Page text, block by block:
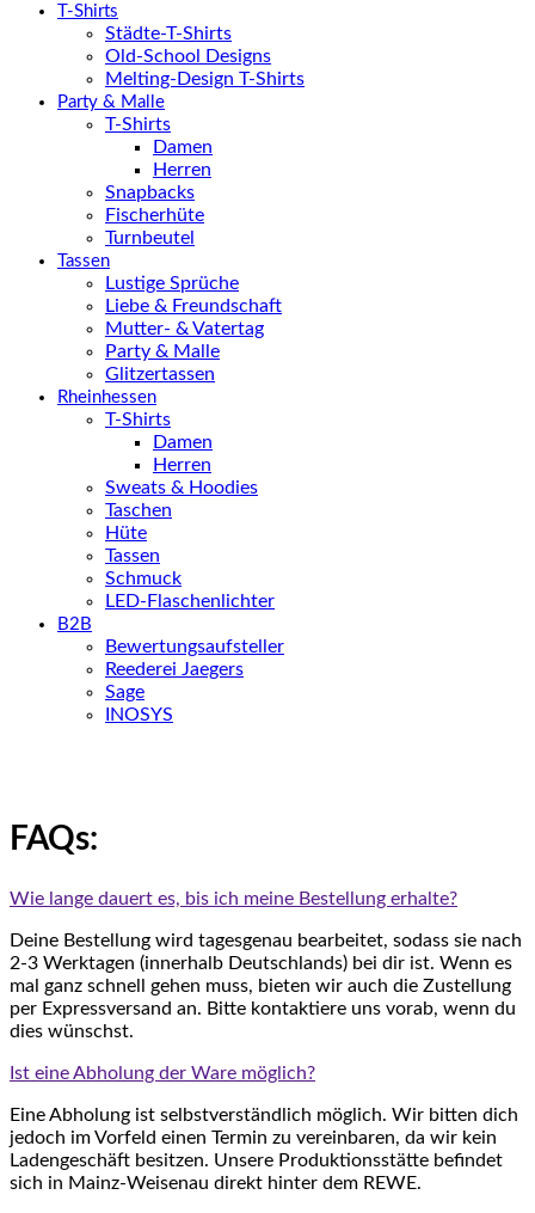
T-Shirts
Städte-T-Shirts
Old-School Designs
Melting-Design T-Shirts
Party & Malle
T-Shirts
Damen
Herren
Snapbacks
Fischerhüte
Turnbeutel
Tassen
Lustige Sprüche
Liebe & Freundschaft
Mutter- & Vatertag
Party & Malle
Glitzertassen
Rheinhessen
T-Shirts
Damen
Herren
Sweats & Hoodies
Taschen
Hüte
Tassen
Schmuck
LED-Flaschenlichter
B2B
Bewertungsaufsteller
Reederei Jaegers
Sage
INOSYS
FAQs:
Wie lange dauert es, bis ich meine Bestellung erhalte?
Deine Bestellung wird tagesgenau bearbeitet, sodass sie nach
2-3 Werktagen (innerhalb Deutschlands) bei dir ist. Wenn es
mal ganz schnell gehen muss, bieten wir auch die Zustellung
per Expressversand an. Bitte kontaktiere uns vorab, wenn du
dies wünschst.
Ist eine Abholung der Ware möglich?
Eine Abholung ist selbstverständlich möglich. Wir bitten dich
jedoch im Vorfeld einen Termin zu vereinbaren, da wir kein
Ladengeschäft besitzen. Unsere Produktionsstätte befindet
sich in Mainz-Weisenau direkt hinter dem REWE.